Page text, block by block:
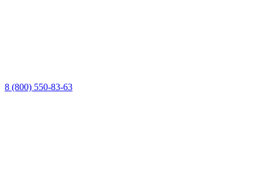
8 (800) 550-83-63